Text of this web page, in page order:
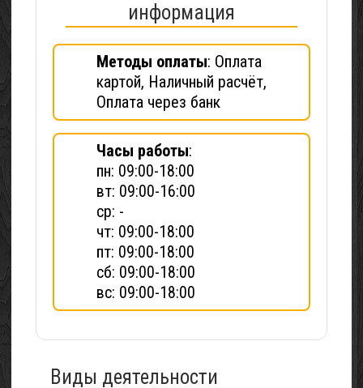
информация
Методы оплаты: Оплата
картой, Наличный расчёт,
Оплата через банк
Часы работы:
пн: 09:00-18:00
вт: 09:00-16:00
ср: -
чт: 09:00-18:00
пт: 09:00-18:00
сб: 09:00-18:00
вс: 09:00-18:00
Виды деятельности